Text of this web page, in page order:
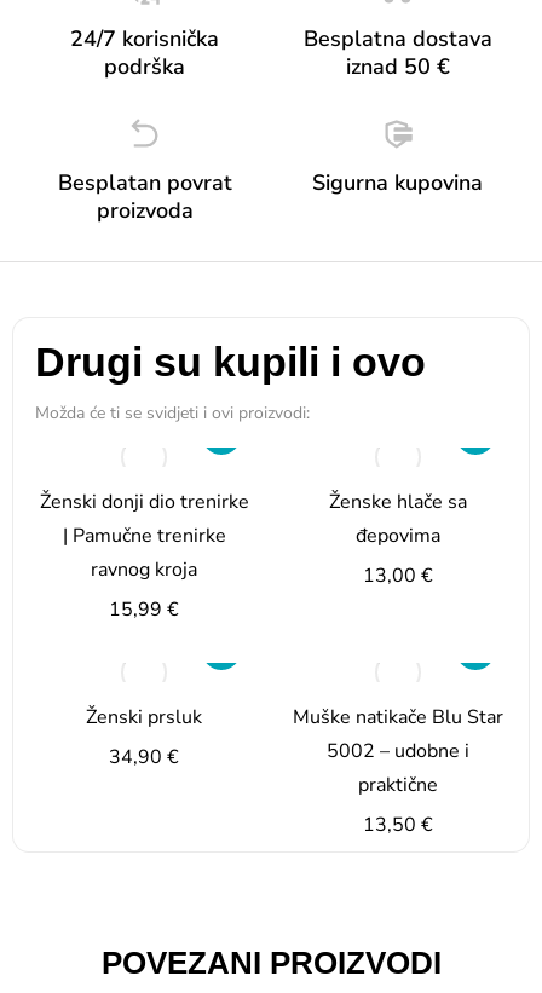
24/7 korisnička
podrška
Besplatna dostava
iznad 50 €
Besplatan povrat
proizvoda
Sigurna kupovina
Drugi su kupili i ovo
Možda će ti se svidjeti i ovi proizvodi:
Ženski donji dio trenirke
| Pamučne trenirke
ravnog kroja
15,99 €
Ženske hlače sa
đepovima
13,00 €
Ženski prsluk
34,90 €
Muške natikače Blu Star
5002 – udobne i
praktične
13,50 €
POVEZANI PROIZVODI